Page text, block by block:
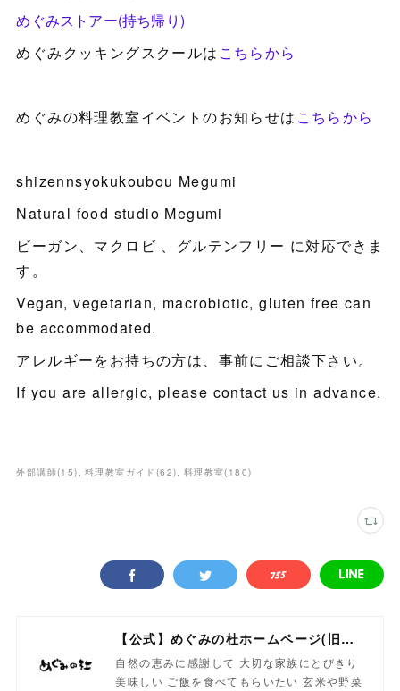
めぐみストアー(持ち帰り)
めぐみクッキングスクールは こちらから
めぐみの料理教室イベントのお知らせは こちらから
shizennsyokukoubou Megumi
Natural food studio Megumi
ビーガン、マクロビ 、グルテンフリー に対応できま
す。
Vegan, vegetarian, macrobiotic, gluten free can
be accommodated.
アレルギーをお持ちの方は、事前にご相談下さい。
If you are allergic, please contact us in advance.
外部講師(15) 料理教室ガイド (62) 料理教室( 180)
【公式】めぐみの杜ホームページ(旧自然食工房）
自然の恵みに感謝して 大切な家族にとびきり
美味しい ご飯を食べてもらいたい 玄米や野菜